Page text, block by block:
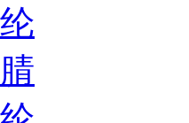
纶
腈